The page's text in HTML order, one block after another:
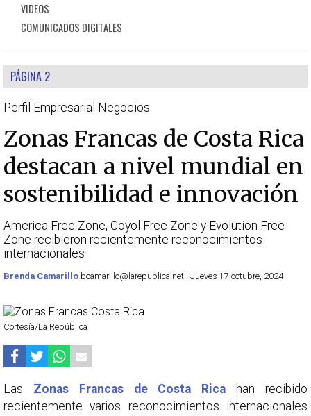
VIDEOS
COMUNICADOS DIGITALES
PÁGINA 2
Perfil Empresarial Negocios
Zonas Francas de Costa Rica
destacan a nivel mundial en
sostenibilidad e innovación
America Free Zone, Coyol Free Zone y Evolution Free
Zone recibieron recientemente reconocimientos
internacionales
Brenda Camarillo bcamarillo@larepublica.net | Jueves 17 octubre, 2024
Cortesía/La República
Las Zonas Francas de Costa Rica han recibido
recientemente varios reconocimientos internacionales